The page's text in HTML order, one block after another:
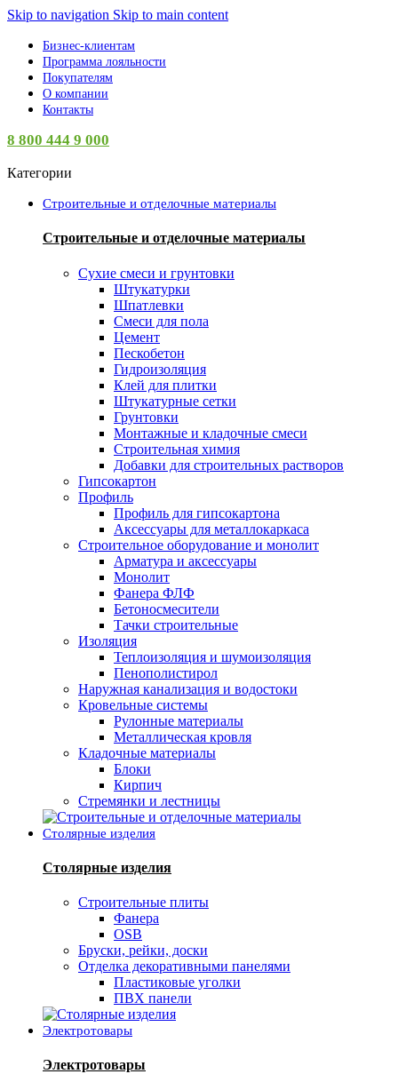
Skip to navigation Skip to main content
Бизнес-клиентам
Программа лояльности
Покупателям
О компании
Контакты
8 800 444 9 000
Категории
Строительные и отделочные материалы
Строительные и отделочные материалы
Сухие смеси и грунтовки
Штукатурки
Шпатлевки
Смеси для пола
Цемент
Пескобетон
Гидроизоляция
Клей для плитки
Штукатурные сетки
Грунтовки
Монтажные и кладочные смеси
Строительная химия
Добавки для строительных растворов
Гипсокартон
Профиль
Профиль для гипсокартона
Аксессуары для металлокаркаса
Строительное оборудование и монолит
Арматура и аксессуары
Монолит
Фанера ФЛФ
Бетоносмесители
Тачки строительные
Изоляция
Теплоизоляция и шумоизоляция
Пенополистирол
Наружная канализация и водостоки
Кровельные системы
Рулонные материалы
Металлическая кровля
Кладочные материалы
Блоки
Кирпич
Стремянки и лестницы
Столярные изделия
Столярные изделия
Строительные плиты
Фанера
OSB
Бруски, рейки, доски
Отделка декоративными панелями
Пластиковые уголки
ПВХ панели
Электротовары
Электротовары